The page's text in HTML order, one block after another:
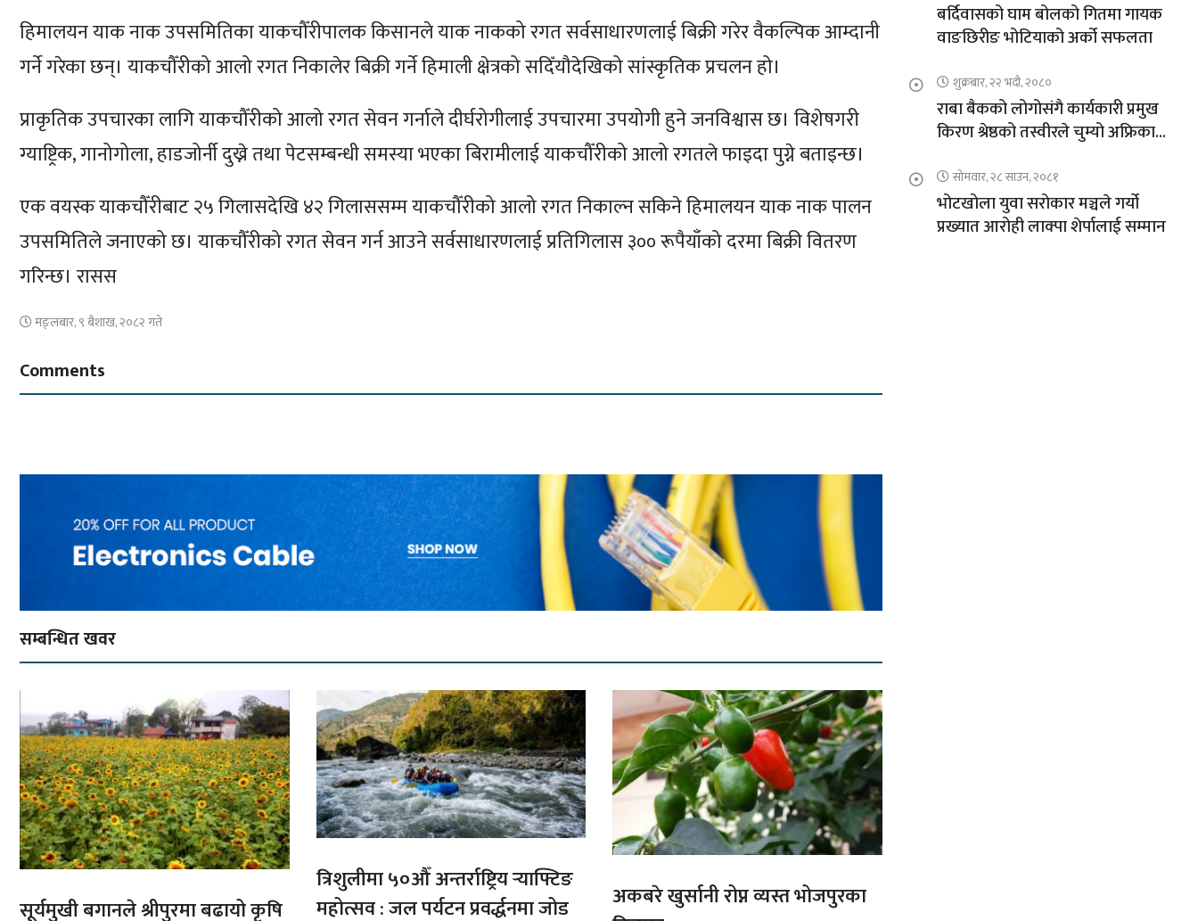
हिमालयन याक नाक उपसमितिका याकचौँरीपालक किसानले याक नाकको रगत सर्वसाधारणलाई बिक्री गरेर वैकल्पिक आम्दानी
गर्ने गरेका छन्। याकचौँरीको आलो रगत निकालेर बिक्री गर्ने हिमाली क्षेत्रको सदिँयौदेखिको सांस्कृतिक प्रचलन हो।
प्राकृतिक उपचारका लागि याकचौँरीको आलो रगत सेवन गर्नाले दीर्घरोगीलाई उपचारमा उपयोगी हुने जनविश्वास छ। विशेषगरी
ग्याष्ट्रिक, गानोगोला, हाडजोर्नी दुख्ने तथा पेटसम्बन्धी समस्या भएका बिरामीलाई याकचौँरीको आलो रगतले फाइदा पुग्ने बताइन्छ।
एक वयस्क याकचौँरीबाट २५ गिलासदेखि ४२ गिलाससम्म याकचौँरीको आलो रगत निकाल्न सकिने हिमालयन याक नाक पालन
उपसमितिले जनाएको छ। याकचौँरीको रगत सेवन गर्न आउने सर्वसाधारणलाई प्रतिगिलास ३०० रूपैयाँको दरमा बिक्री वितरण
गरिन्छ। रासस
मङ्लबार, ९ बैशाख, २०८२ गते
Comments
सम्बन्धित खवर
सूर्यमुखी बगानले श्रीपुरमा बढायो कृषि
त्रिशुलीमा ५०औँ अन्तर्राष्ट्रिय र्‍याफ्टिङ
महोत्सव : जल पर्यटन प्रवर्द्धनमा जोड
अकबरे खुर्सानी रोप्न व्यस्त भोजपुरका
बर्दिवासको घाम बोलको गितमा गायक
वाङछिरीङ भोटियाको अर्को सफलता
शुक्रबार, २२ भदौ, २०८०
राबा बैकको लोगोसंगै कार्यकारी प्रमुख
किरण श्रेष्ठको तस्वीरले चुम्यो अफ्रिकाको
सोमवार, २८ साउन, २०८१
भोटखोला युवा सरोकार मञ्चले गर्यो
प्रख्यात आरोही लाक्पा शेर्पालाई सम्मान